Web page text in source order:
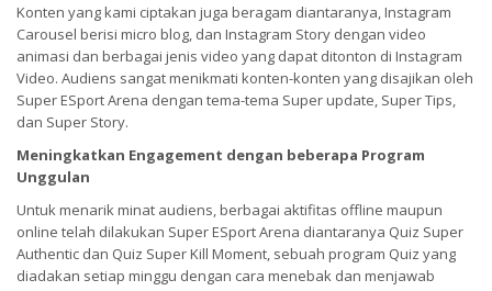
Konten yang kami ciptakan juga beragam diantaranya, Instagram
Carousel berisi micro blog, dan Instagram Story dengan video
animasi dan berbagai jenis video yang dapat ditonton di Instagram
Video. Audiens sangat menikmati konten-konten yang disajikan oleh
Super ESport Arena dengan tema-tema Super update, Super Tips,
dan Super Story.
Meningkatkan Engagement dengan beberapa Program
Unggulan
Untuk menarik minat audiens, berbagai aktifitas offline maupun
online telah dilakukan Super ESport Arena diantaranya Quiz Super
Authentic dan Quiz Super Kill Moment, sebuah program Quiz yang
diadakan setiap minggu dengan cara menebak dan menjawab